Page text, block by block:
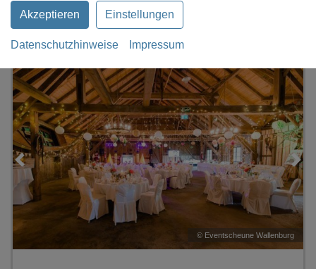
Akzeptieren Einstellungen
Datenschutzhinweise Impressum
EVENTSCHEUNE Wallenburg
© Eventscheune Wallenburg
Loading...